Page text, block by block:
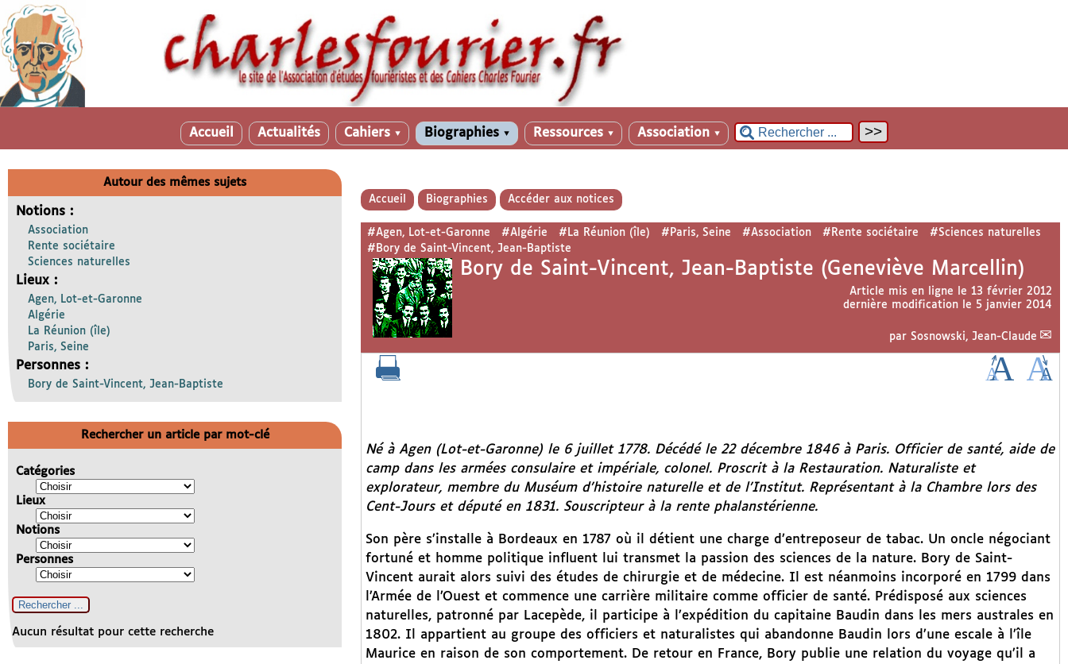
Accueil Actualités Cahiers ▼ Biographies ▼ Ressources ▼ Association ▼
Accueil Biographies Accéder aux notices
#Agen, Lot-et-Garonne #Algérie #La Réunion (île) #Paris, Seine #Association #Rente sociétaire
#Sciences naturelles
#Bory de Saint-Vincent, Jean-Baptiste
Bory de Saint-Vincent, Jean-Baptiste (Geneviève Marcellin)
Article mis en ligne le 13 février 2012
dernière modification le 5 janvier 2014
par Sosnowski, Jean-Claude
Né à Agen (Lot-et-Garonne) le 6 juillet 1778. Décédé le 22 décembre 1846 à Paris. Officier de santé, aide de
camp dans les armées consulaire et impériale, colonel. Proscrit à la Restauration. Naturaliste et
explorateur, membre du Muséum d’histoire naturelle et de l’Institut. Représentant à la Chambre lors des
Cent-Jours et député en 1831. Souscripteur à la rente phalanstérienne.
Son père s’installe à Bordeaux en 1787 où il détient une charge d’entreposeur de tabac. Un oncle négociant
fortuné et homme politique influent lui transmet la passion des sciences de la nature. Bory de Saint-
Vincent aurait alors suivi des études de chirurgie et de médecine. Il est néanmoins incorporé en 1799 dans
l’Armée de l’Ouest et commence une carrière militaire comme officier de santé. Prédisposé aux sciences
naturelles, patronné par Lacepède, il participe à l’expédition du capitaine Baudin dans les mers australes en
1802. Il appartient au groupe des officiers et naturalistes qui abandonne Baudin lors d’une escale à l’île
Maurice en raison de son comportement. De retour en France, Bory publie une relation du voyage qu’il a
Autour des mêmes sujets
Notions :
Association
Rente sociétaire
Sciences naturelles
Lieux :
Agen, Lot-et-Garonne
Algérie
La Réunion (île)
Paris, Seine
Personnes :
Bory de Saint-Vincent, Jean-Baptiste
Rechercher un article par mot-clé
Catégories
Lieux
Notions
Personnes
Aucun résultat pour cette recherche